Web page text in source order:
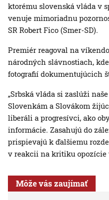
ktorému slovenská vláda v
venuje mimoriadnu
SR Robert Fico (Smer-SD).
Premiér reagoval na
národných slávnostiach,
fotografií dokumentujúcich
„Srbská vláda si zaslúži
Slovenkám a Slovákom
liberáli a progresívci, ako
informácie. Zasahujú do
prispievajú k ďalšiemu
v reakcii na kritiku
Môže vás zaujímať